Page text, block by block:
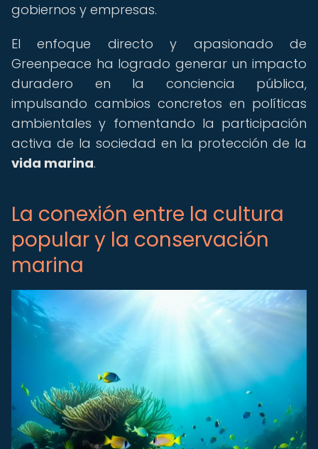
gobiernos y empresas.
El enfoque directo y apasionado de
Greenpeace ha logrado generar un impacto
duradero en la conciencia pública,
impulsando cambios concretos en políticas
ambientales y fomentando la participación
activa de la sociedad en la protección de la
vida marina.
La conexión entre la cultura
popular y la conservación
marina